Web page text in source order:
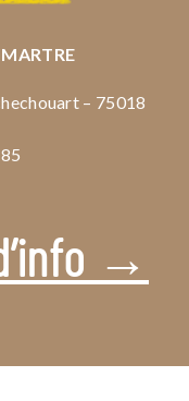
– 75018
→